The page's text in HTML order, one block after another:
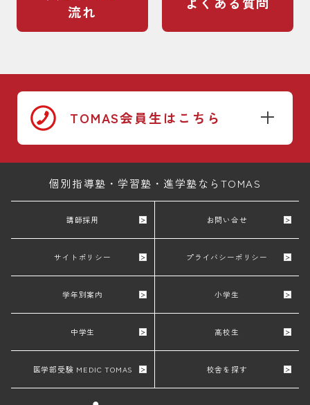
流れ
TOMAS会員生はこちら
個別指導塾・学習塾・進学塾ならTOMAS
講師採用 お問い合せ
サイトポリシー プライバシーポリシー
学年別案内 小学生
中学生 高校生
医学部受験 MEDIC TOMAS 校舎を探す